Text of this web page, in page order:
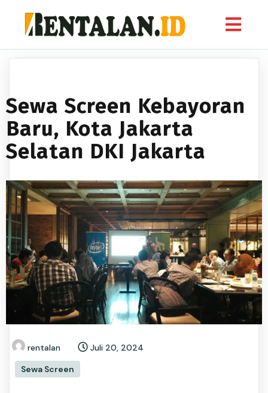
Sewa Screen Kebayoran
Baru, Kota Jakarta
Selatan DKI Jakarta
rentalan
Juli 20, 2024
Sewa Screen